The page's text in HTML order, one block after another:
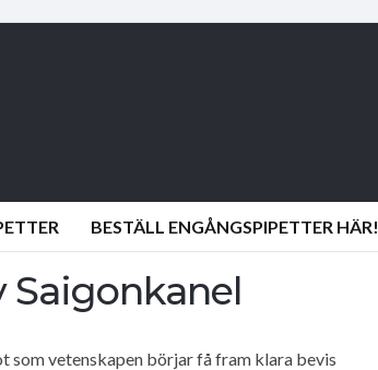
BESTÄLL ENGÅNGSPIPETTER HÄR!
Saigonkanel
vetenskapen börjar få fram klara bevis